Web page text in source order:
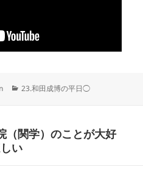
カ
ー
23.和田成博の平日◯
（関学）のことが大好
い